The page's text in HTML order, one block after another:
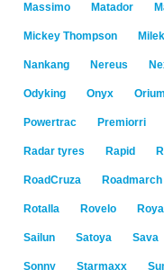
Massimo Matador
Mickey Thompson
Nankang Nereus
Odyking Onyx Orium
Powertrac Premiorri
Radar tyres Rapid
RoadCruza Roadmarch
Rotalla Rovelo
Sailun Satoya Sava
Sonny Starmaxx